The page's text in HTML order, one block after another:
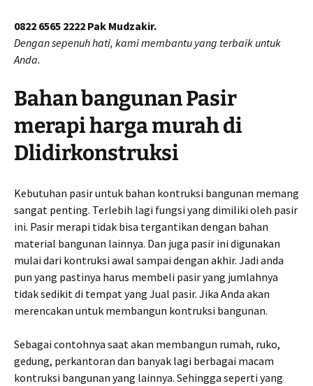
0822 6565 2222 Pak Mudzakir.
Dengan sepenuh hati, kami membantu yang terbaik untuk
Anda.
Bahan bangunan Pasir
merapi harga murah di
Dlidirkonstruksi
Kebutuhan pasir untuk bahan kontruksi bangunan memang
sangat penting. Terlebih lagi fungsi yang dimiliki oleh pasir
ini. Pasir merapi tidak bisa tergantikan dengan bahan
material bangunan lainnya. Dan juga pasir ini digunakan
mulai dari kontruksi awal sampai dengan akhir. Jadi anda
pun yang pastinya harus membeli pasir yang jumlahnya
tidak sedikit di tempat yang Jual pasir. Jika Anda akan
merencakan untuk membangun kontruksi bangunan.
Sebagai contohnya saat akan membangun rumah, ruko,
gedung, perkantoran dan banyak lagi berbagai macam
kontruksi bangunan yang lainnya. Sehingga seperti yang